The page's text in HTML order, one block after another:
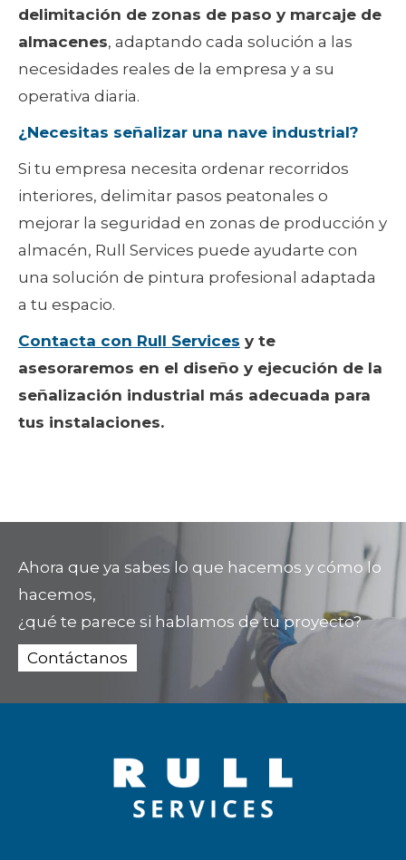
delimitación de zonas de paso y marcaje de
almacenes, adaptando cada solución a las
necesidades reales de la empresa y a su
operativa diaria.
¿Necesitas señalizar una nave industrial?
Si tu empresa necesita ordenar recorridos
interiores, delimitar pasos peatonales o
mejorar la seguridad en zonas de producción y
almacén, Rull Services puede ayudarte con
una solución de pintura profesional adaptada
a tu espacio.
Contacta con Rull Services y te
asesoraremos en el diseño y ejecución de la
señalización industrial más adecuada para
tus instalaciones.
Ahora que ya sabes lo que hacemos y cómo lo
hacemos,
¿qué te parece si hablamos de tu proyecto?
Contáctanos